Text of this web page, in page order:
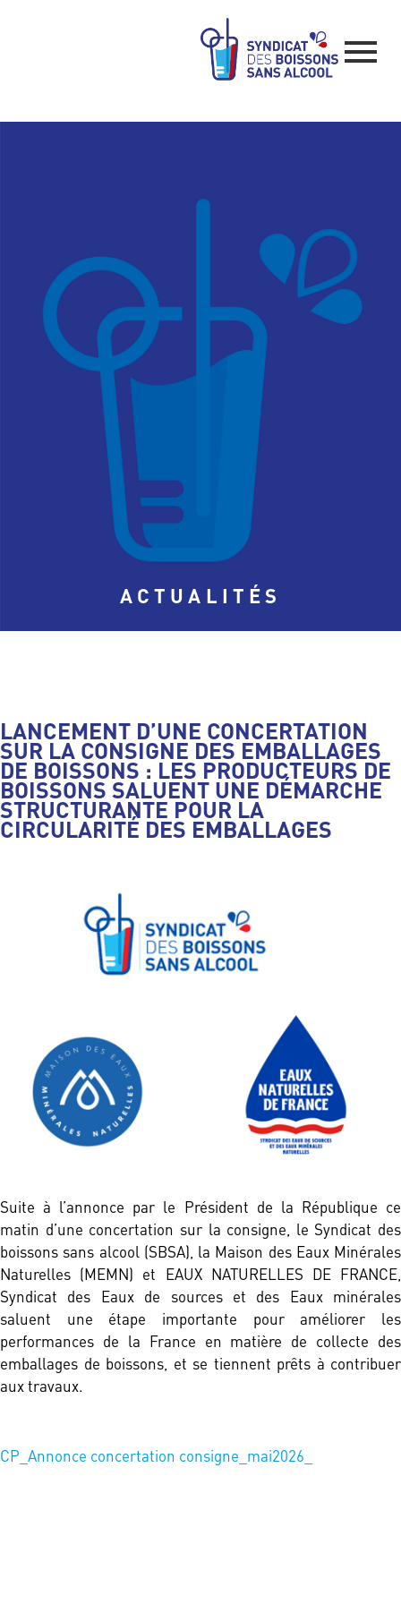
ACTUALITÉS
LANCEMENT D’UNE CONCERTATION
SUR LA CONSIGNE DES EMBALLAGES
DE BOISSONS : LES PRODUCTEURS DE
BOISSONS SALUENT UNE DÉMARCHE
STRUCTURANTE POUR LA
CIRCULARITÉ DES EMBALLAGES
Suite à l’annonce par le Président de la République ce
matin d’une concertation sur la consigne, le Syndicat des
boissons sans alcool (SBSA), la Maison des Eaux Minérales
Naturelles (MEMN) et EAUX NATURELLES DE FRANCE,
Syndicat des Eaux de sources et des Eaux minérales
saluent une étape importante pour améliorer les
performances de la France en matière de collecte des
emballages de boissons, et se tiennent prêts à contribuer
aux travaux.
CP_Annonce concertation consigne_mai2026_